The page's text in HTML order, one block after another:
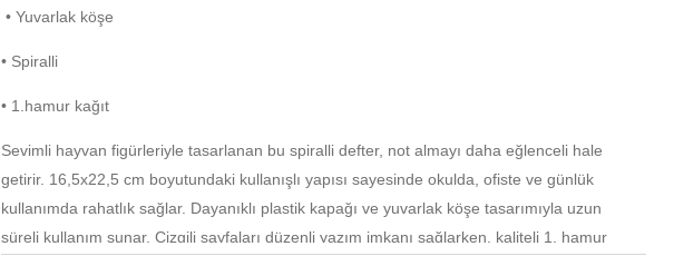
• Yuvarlak köşe
• Spiralli
• 1.hamur kağıt
Sevimli hayvan figürleriyle tasarlanan bu spiralli defter, not almayı daha eğlenceli hale
getirir. 16,5x22,5 cm boyutundaki kullanışlı yapısı sayesinde okulda, ofiste ve günlük
kullanımda rahatlık sağlar. Dayanıklı plastik kapağı ve yuvarlak köşe tasarımıyla uzun
süreli kullanım sunar. Çizgili sayfaları düzenli yazım imkanı sağlarken, kaliteli 1. hamur